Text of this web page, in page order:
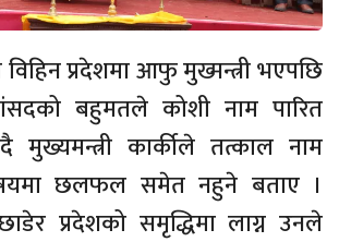
प्रदेशमा आफु मुख्मन्त्री भएपछि
बहुमतले कोशी नाम पारित
मुख्यमन्त्री कार्कीले तत्काल नाम
छलफल समेत नहुने बताए ।
प्रदेशको समृद्धिमा लाग्न उनले